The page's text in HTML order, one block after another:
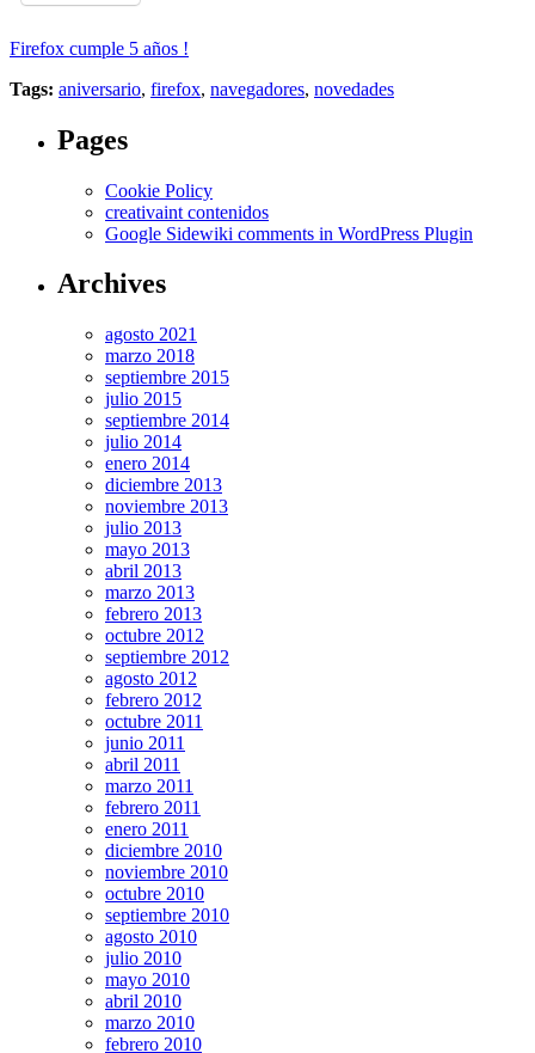
Firefox cumple 5 años !
Tags: aniversario, firefox, navegadores, novedades
Pages
Cookie Policy
creativaint contenidos
Google Sidewiki comments in WordPress Plugin
Archives
agosto 2021
marzo 2018
septiembre 2015
julio 2015
septiembre 2014
julio 2014
enero 2014
diciembre 2013
noviembre 2013
julio 2013
mayo 2013
abril 2013
marzo 2013
febrero 2013
octubre 2012
septiembre 2012
agosto 2012
febrero 2012
octubre 2011
junio 2011
abril 2011
marzo 2011
febrero 2011
enero 2011
diciembre 2010
noviembre 2010
octubre 2010
septiembre 2010
agosto 2010
julio 2010
mayo 2010
abril 2010
marzo 2010
febrero 2010